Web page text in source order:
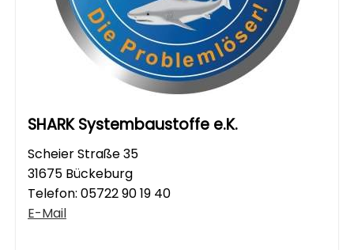
SHARK Systembaustoffe e.K.
Scheier Straße 35
31675 Bückeburg
Telefon: 05722 90 19 40
E-Mail